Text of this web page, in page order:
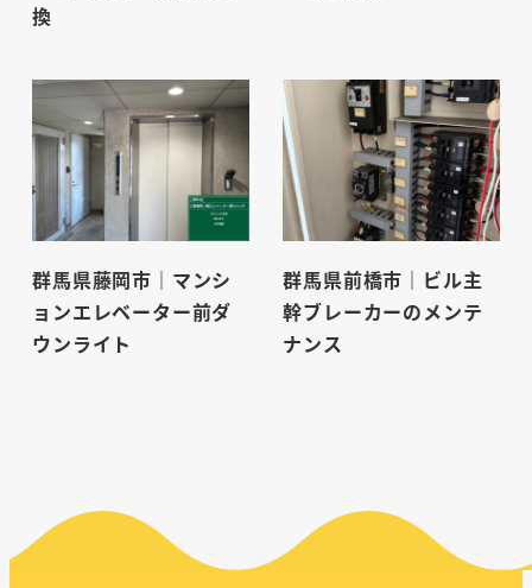
換
群馬県藤岡市｜マンシ
ョンエレベーター前ダ
ウンライト
群馬県前橋市｜ビル主
幹ブレーカーのメンテ
ナンス